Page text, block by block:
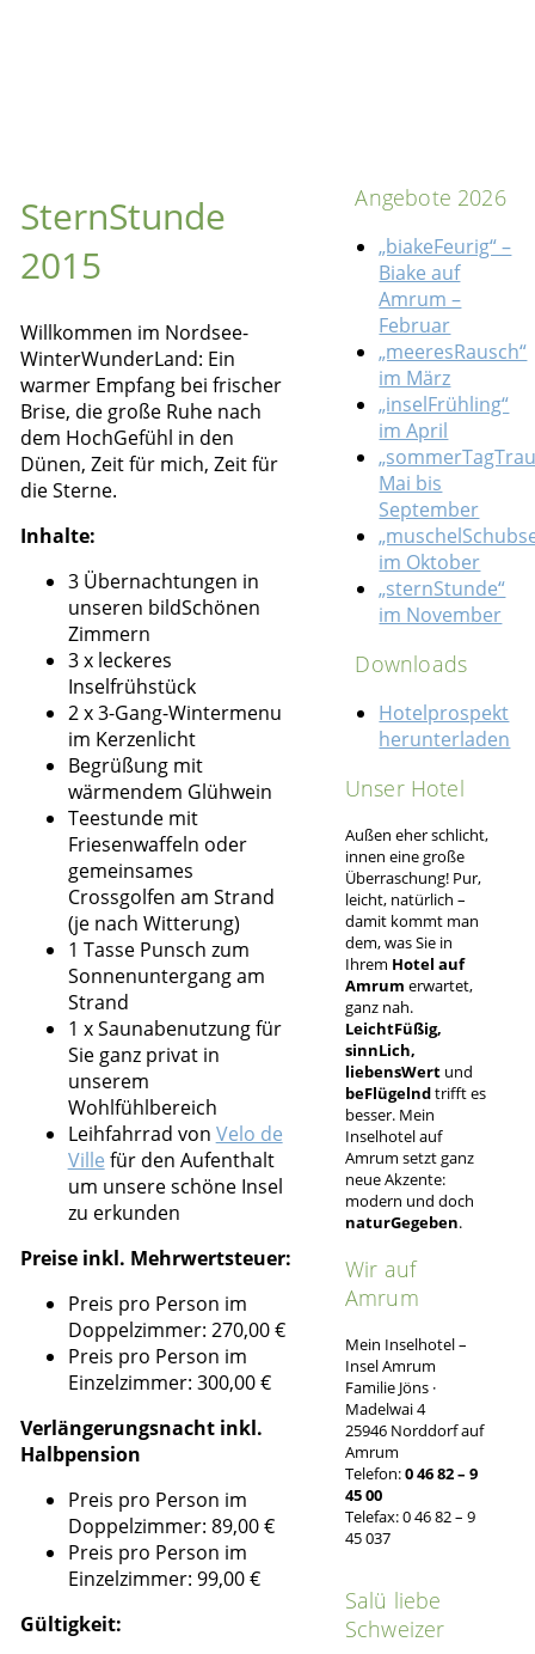
SternStunde
2015
Willkommen im Nordsee-
WinterWunderLand: Ein
warmer Empfang bei frischer
Brise, die große Ruhe nach
dem HochGefühl in den
Dünen, Zeit für mich, Zeit für
die Sterne.
Inhalte:
3 Übernachtungen in
unseren bildSchönen
Zimmern
3 x leckeres
Inselfrühstück
2 x 3-Gang-Wintermenu
im Kerzenlicht
Begrüßung mit
wärmendem Glühwein
Teestunde mit
Friesenwaffeln oder
gemeinsames
Crossgolfen am Strand
(je nach Witterung)
1 Tasse Punsch zum
Sonnenuntergang am
Strand
1 x Saunabenutzung für
Sie ganz privat in
unserem
Wohlfühlbereich
Leihfahrrad von Velo de
Ville für den Aufenthalt
um unsere schöne Insel
zu erkunden
Preise inkl. Mehrwertsteuer:
Preis pro Person im
Doppelzimmer: 270,00 €
Preis pro Person im
Einzelzimmer: 300,00 €
Verlängerungsnacht inkl.
Halbpension
Preis pro Person im
Doppelzimmer: 89,00 €
Preis pro Person im
Einzelzimmer: 99,00 €
Gültigkeit:
Angebote 2026
„biakeFeurig“ –
Biake auf
Amrum –
Februar
„meeresRausch“
im März
„inselFrühling“
im April
Mai bis
September
im Oktober
„sternStunde“
im November
Downloads
Hotelprospekt
herunterladen
Unser Hotel
Außen eher schlicht,
innen eine große
Überraschung! Pur,
leicht, natürlich –
damit kommt man
dem, was Sie in
Ihrem Hotel auf
Amrum erwartet,
ganz nah.
LeichtFüßig,
sinnLich,
liebensWertund
beFlügelndtrifft es
besser. Mein
Inselhotel auf
Amrum setzt ganz
neue Akzente:
modern und doch
naturGegeben.
Wir auf
Amrum
Mein Inselhotel –
Insel Amrum
Familie Jöns ·
Madelwai 4
25946 Norddorf auf
Amrum
Telefon:0 46 82 – 9
45 00
Telefax: 0 46 82 – 9
45 037
Salü liebe
Schweizer